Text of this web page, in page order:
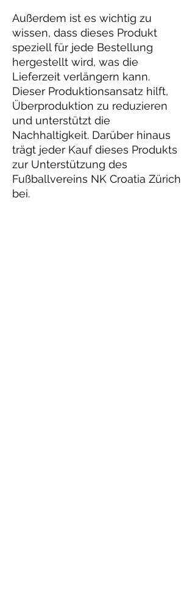
Außerdem ist es wichtig zu
wissen, dass dieses Produkt
speziell für jede Bestellung
hergestellt wird, was die
Lieferzeit verlängern kann.
Dieser Produktionsansatz hilft,
Überproduktion zu reduzieren
und unterstützt die
Nachhaltigkeit. Darüber hinaus
trägt jeder Kauf dieses Produkts
zur Unterstützung des
Fußballvereins NK Croatia Zürich
bei.